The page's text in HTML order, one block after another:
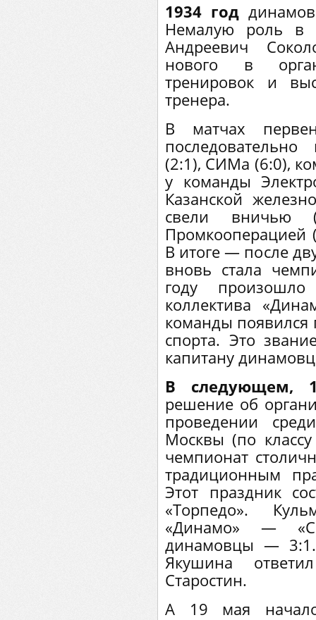
1934 год
Немалую роль в
Андреевич
нового в
тренировок и
тренера.
В матчах
(2:1), СИМа (6:0),
у команды
Казанской
свели
Промкооперацией
В итоге — после
вновь стала
году
коллектива
команды появился
спорта. Это
капитану
В следующем,
решение об
проведении
Москвы (по
чемпионат
традиционным
Этот праздник
«Торпедо».
«Динамо» —
динамовцы —
Якушина
Старостин.
А 19 мая